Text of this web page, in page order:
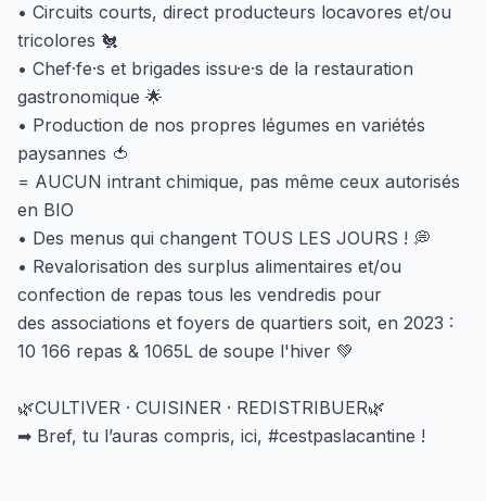
• Circuits courts, direct producteurs locavores et/ou
tricolores 🐔
• Chef·fe·s et brigades issu·e·s de la restauration
gastronomique 🌟
• Production de nos propres légumes en variétés
paysannes 🍅
= AUCUN intrant chimique, pas même ceux autorisés
en BIO
• Des menus qui changent TOUS LES JOURS ! 💭
• Revalorisation des surplus alimentaires et/ou
confection de repas tous les vendredis pour
des associations et foyers de quartiers soit, en 2023 :
10 166 repas & 1065L de soupe l'hiver 💚
🌿CULTIVER · CUISINER · REDISTRIBUER🌿
➡ Bref, tu l’auras compris, ici, #cestpaslacantine !